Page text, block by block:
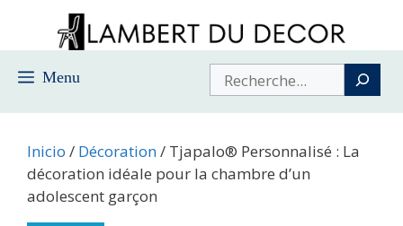
contenido
Menu Buscar
Inicio / Décoration/ Tjapalo® Personnalisé : La
décoration idéale pour la chambre d’un
adolescent garçon